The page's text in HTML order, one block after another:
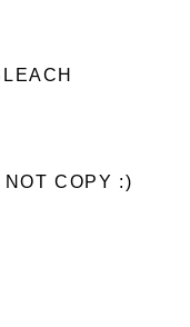
NOT COPY :)